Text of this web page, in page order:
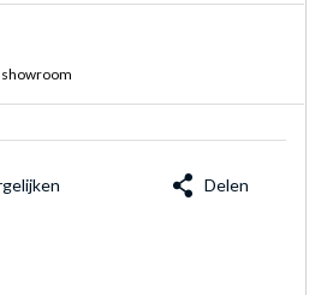
showroom
Delen